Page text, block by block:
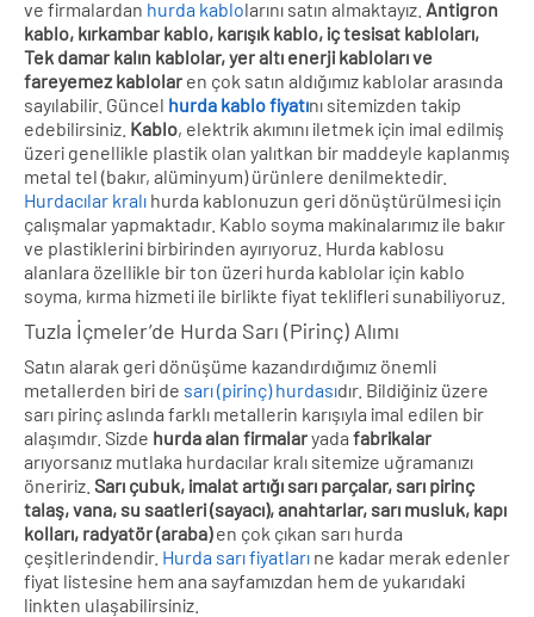
ve firmalardan hurda kablolarını satın almaktayız. Antigron
kablo, kırkambar kablo, karışık kablo, iç tesisat kabloları,
Tek damar kalın kablolar, yer altı enerji kabloları ve
fareyemez kablolar en çok satın aldığımız kablolar arasında
sayılabilir. Güncel hurda kablo fiyatını sitemizden takip
edebilirsiniz. Kablo, elektrik akımını iletmek için imal edilmiş
üzeri genellikle plastik olan yalıtkan bir maddeyle kaplanmış
metal tel (bakır, alüminyum) ürünlere denilmektedir.
Hurdacılar kralı hurda kablonuzun geri dönüştürülmesi için
çalışmalar yapmaktadır. Kablo soyma makinalarımız ile bakır
ve plastiklerini birbirinden ayırıyoruz. Hurda kablosu
alanlara özellikle bir ton üzeri hurda kablolar için kablo
soyma, kırma hizmeti ile birlikte fiyat teklifleri sunabiliyoruz.
Tuzla İçmeler’de Hurda Sarı (Pirinç) Alımı
Satın alarak geri dönüşüme kazandırdığımız önemli
metallerden biri de sarı (pirinç) hurdasıdır. Bildiğiniz üzere
sarı pirinç aslında farklı metallerin karışıyla imal edilen bir
alaşımdır. Sizde hurda alan firmalaryada fabrikalar
arıyorsanız mutlaka hurdacılar kralı sitemize uğramanızı
öneririz. Sarı çubuk, imalat artığı sarı parçalar, sarı pirinç
talaş, vana, su saatleri (sayacı), anahtarlar, sarı musluk, kapı
kolları, radyatör (araba)en çok çıkan sarı hurda
çeşitlerindendir. Hurda sarı fiyatları ne kadar merak edenler
fiyat listesine hem ana sayfamızdan hem de yukarıdaki
linkten ulaşabilirsiniz.